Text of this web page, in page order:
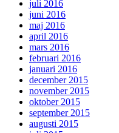
juli 2016
juni 2016
maj 2016
april 2016
mars 2016
februari 2016
januari 2016
december 2015
november 2015
oktober 2015
september 2015
augusti 2015